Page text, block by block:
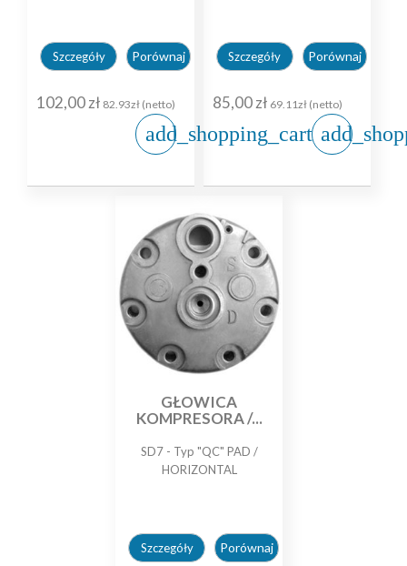
Szczegóły Porównaj
102,00 zł 82.93zł (netto)
add_shopping_cart
Szczegóły Porównaj
85,00 zł 69.11zł (netto)
GŁOWICA
KOMPRESORA /...
SD7 - Typ "QC" PAD /
HORIZONTAL
Szczegóły Porównaj